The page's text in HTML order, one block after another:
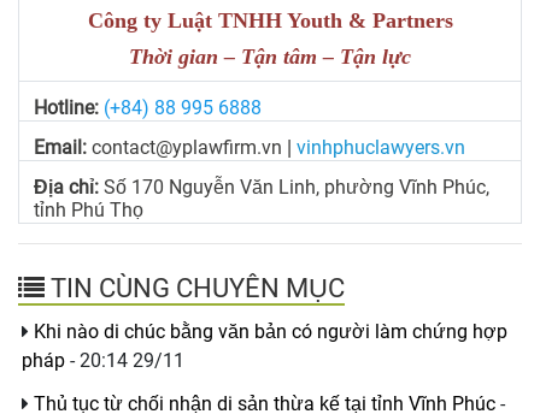
Công ty Luật TNHH Youth & Partners
Thời gian – Tận tâm – Tận lực
Hotline: (+84) 88 995 6888
Email: contact@yplawfirm.vn
vinhphuclawyers.vn
Địa chỉ: Số 170 Nguyễn Văn Linh, phường Vĩnh Phúc,
tỉnh Phú Thọ
TIN CÙNG CHUYÊN MỤC
Khi nào di chúc bằng văn bản có người làm chứng hợp
pháp - 20:14 29/11
Thủ tục từ chối nhận di sản thừa kế tại tỉnh Vĩnh Phúc -